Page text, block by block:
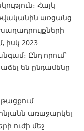
Հայկ
թվականին առցանց
իսկ 2023
Ընդ որում՝
են ընդամենը
առաջարկել
ուժի մեջ